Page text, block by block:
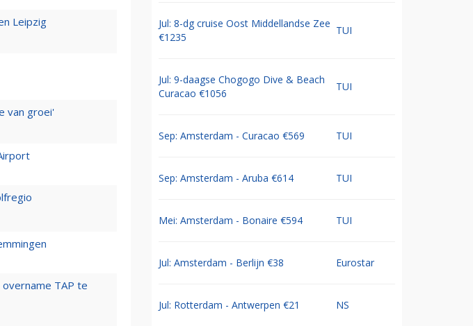
Leipzig
van groei'
TAP te
Jul: 8-dg cruise Oost Middellandse Zee
€1235
TUI
Jul: 9-daagse Chogogo Dive & Beach
Curacao €1056
TUI
Sep: Amsterdam - Curacao €569 TUI
Sep: Amsterdam - Aruba €614 TUI
Mei: Amsterdam - Bonaire €594 TUI
Jul: Amsterdam - Berlijn €38 Eurostar
Jul: Rotterdam - Antwerpen €21 NS